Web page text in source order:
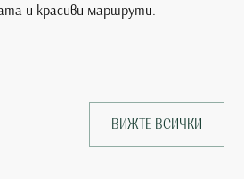
и красиви маршрути.
ВИЖТЕ ВСИЧКИ